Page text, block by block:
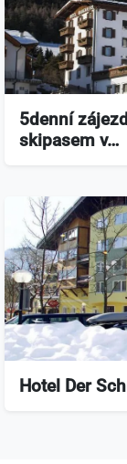
5denní
skipasem v…
Hotel Der